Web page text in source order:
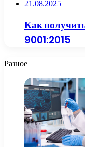
21.08.2025
Как
9001:2015
Разное